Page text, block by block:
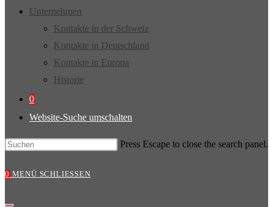
Unternehmen
Kontakte in der Schweiz
Kontakte in Deutschland
Kontakte in Europa
Historie
0
Website-Suche umschalten
Press Escape to close the search panel.
0 MENÜ SCHLIESSEN